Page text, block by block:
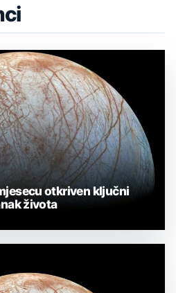
otkriven ključni
života